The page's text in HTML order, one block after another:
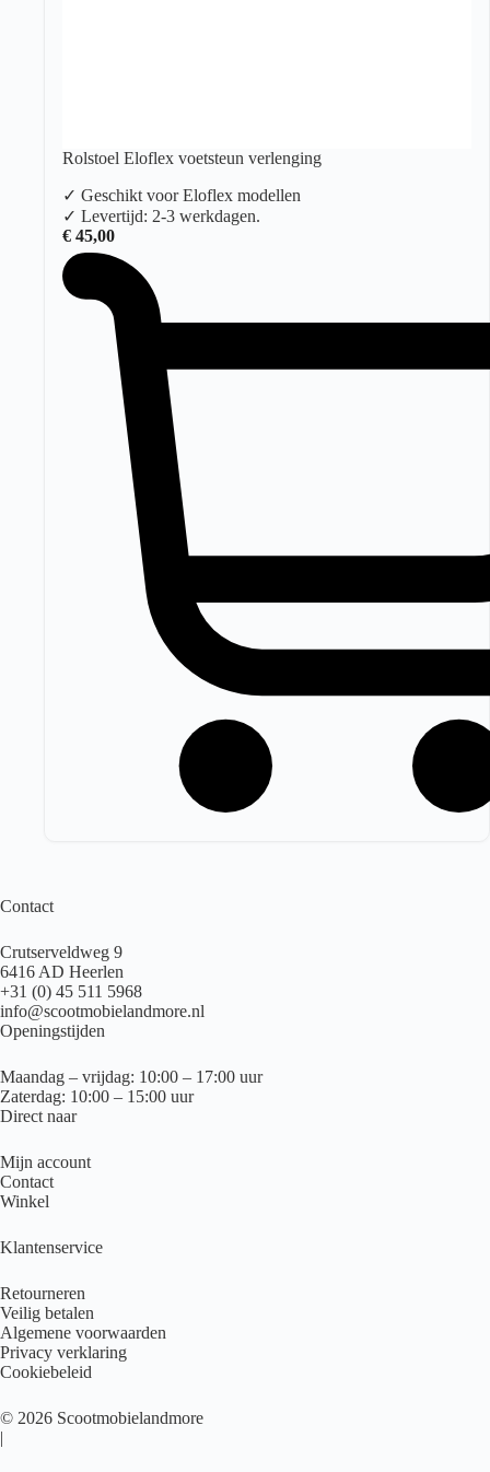
Rolstoel Eloflex voetsteun verlenging
✓ Geschikt voor Eloflex modellen
✓ Levertijd: 2-3 werkdagen.
€ 45,00
Contact
Crutserveldweg 9
6416 AD Heerlen
+31 (0) 45 511 5968
info@scootmobielandmore.nl
Openingstijden
Maandag – vrijdag: 10:00 – 17:00 uur
Zaterdag: 10:00 – 15:00 uur
Direct naar
Mijn account
Contact
Winkel
Klantenservice
Retourneren
Veilig betalen
Algemene voorwaarden
Privacy verklaring
Cookiebeleid
© 2026 Scootmobielandmore
|